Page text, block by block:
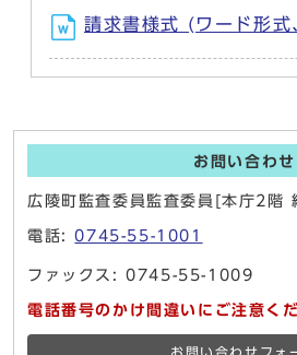
請求書様式 (ワード形
お問い合わせ
広陵町監査委員監査委員[本庁2階
電話:0745-55-1001
ファックス: 0745-55-1009
電話番号のかけ間違いにご注意くだ
お問い合わせフォ